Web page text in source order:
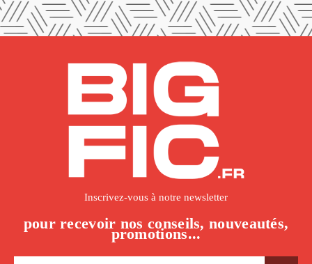
Inscrivez-vous à notre newsletter
pour recevoir nos conseils, nouveautés,
promotions...